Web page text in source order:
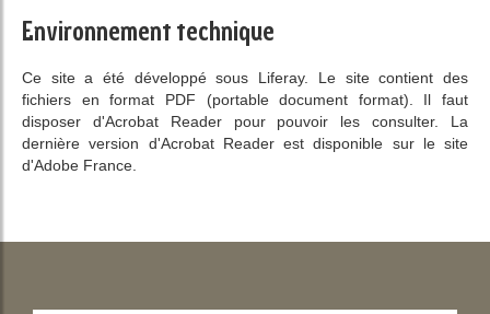
Environnement technique
Ce site a été développé sous Liferay. Le site contient des
fichiers en format PDF (portable document format). Il faut
disposer d'Acrobat Reader pour pouvoir les consulter. La
dernière version d'Acrobat Reader est disponible sur le site
d'Adobe France.